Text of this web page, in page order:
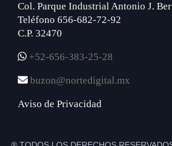
Col. Parque Industrial Antonio J.
Teléfono 656-682-72-92
C.P. 32470
+52-656-383-25-28
buzon@nortedigital.mx
Aviso de Privacidad